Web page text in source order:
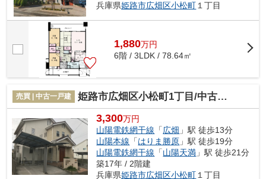
兵庫県姫路市広畑区小松町１丁目
1,880万円
6階 / 3LDK / 78.64㎡
売買 | 中古一戸建 姫路市広畑区小松町1丁目/中古戸建(収益)
3,300万円
山陽電鉄網干線 「広畑 」駅 徒歩13分
山陽本線 「はりま勝原 」駅 徒歩19分
山陽電鉄網干線 「山陽天満 」駅 徒歩21分
築17年 / 2階建
兵庫県姫路市広畑区小松町１丁目